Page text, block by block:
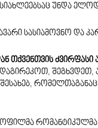
უნდა
სასიამოვნო და
თქვენთვის ძვირფასი
შეგხვდეთ,
შესახებ,
რომანტიკულმა